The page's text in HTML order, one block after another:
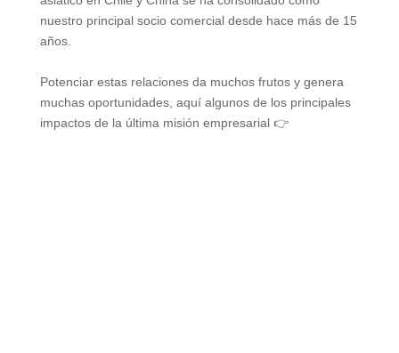
nuestro principal socio comercial desde hace más de 15
años.
Potenciar estas relaciones da muchos frutos y genera
muchas oportunidades, aquí algunos de los principales
impactos de la última misión empresarial 👉